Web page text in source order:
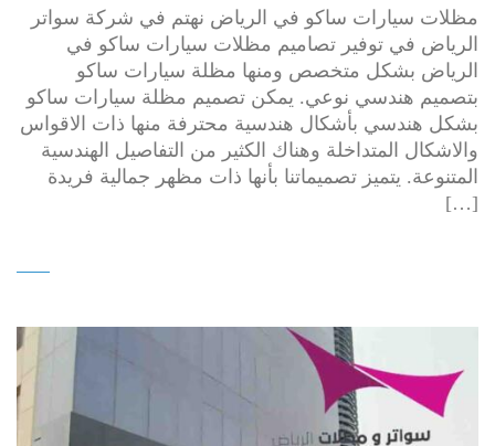
مظلات سيارات ساكو في الرياض نهتم في شركة سواتر
الرياض في توفير تصاميم مظلات سيارات ساكو في
الرياض بشكل متخصص ومنها مظلة سيارات ساكو
بتصميم هندسي نوعي. يمكن تصميم مظلة سيارات ساكو
بشكل هندسي بأشكال هندسية محترفة منها ذات الاقواس
والاشكال المتداخلة وهناك الكثير من التفاصيل الهندسية
المتنوعة. يتميز تصميماتنا بأنها ذات مظهر جمالية فريدة
[…]